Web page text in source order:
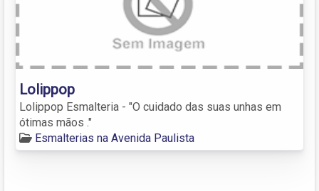
Lolippop
Lolippop Esmalteria - "O cuidado das suas unhas em
ótimas mãos ."
Esmalterias na Avenida Paulista